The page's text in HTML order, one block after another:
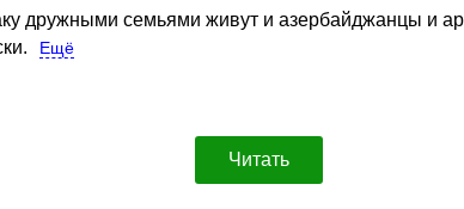
дружными семьями живут и азербайджанцы и
Ещё
Читать